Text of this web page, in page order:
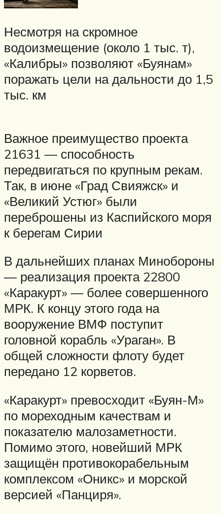
Несмотря на скромное
водоизмещение (около 1 тыс. т),
«Калибры» позволяют «Буянам»
поражать цели на дальности до 1,5
тыс. км
Важное преимущество проекта
21631 — способность
передвигаться по крупным рекам.
Так, в июне «Град Свияжск» и
«Великий Устюг» были
переброшены из Каспийского моря
к берегам Сирии
В дальнейших планах Минобороны
— реализация проекта 22800
«Каракурт» — более совершенного
МРК. К концу этого года на
вооружение ВМФ поступит
головной корабль «Ураган». В
общей сложности флоту будет
передано 12 корветов.
«Каракурт» превосходит «Буян-М»
по мореходным качествам и
показателю малозаметности.
Помимо этого, новейший МРК
защищён противокорабельным
комплексом «Оникс» и морской
версией «Панциря».